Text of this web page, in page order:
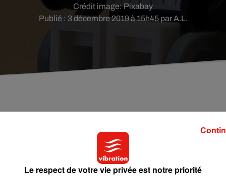
Publié : 3 décembre 2019 à 15h45 par A.L.
Crédit image:Pixabay
décembre 2019 devant la cour d'assises d'appel
ayant "entraîné une mutilation ou une infirmité
d'une dispute sur Johnny Hallyday il y a 9 ans.
bel et bien survenu il y a 9 ans, comme le
Le respect de votre vie privée est notre priorité